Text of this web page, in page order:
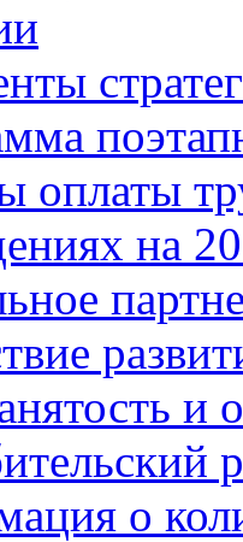
оплаты
на
и
о